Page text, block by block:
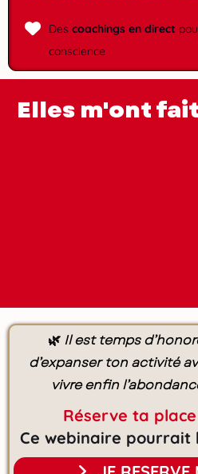
Des coachings en direct
conscience
Elles m'ont
🌿 Il est temps
d’expanser ton activité
vivre enfin
Réserve ta place
Ce webinaire pourrait